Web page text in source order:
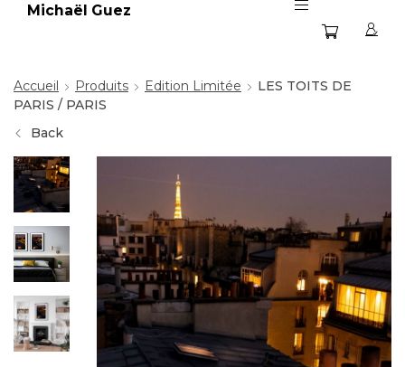
Michaël Guez
Accueil Produits Edition Limitée
LES TOITS DE
PARIS / PARIS
Back